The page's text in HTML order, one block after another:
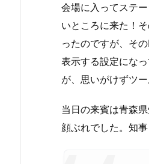
会場に入ってステ
いところに来た！
ったのですが、そ
表示する設定にな
が、思いがけずツ
当日の来賓は青森
顔ぶれでした。知